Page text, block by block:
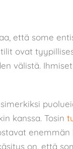
että some
ovat
välistä.
kanssa. Tosin
on, että